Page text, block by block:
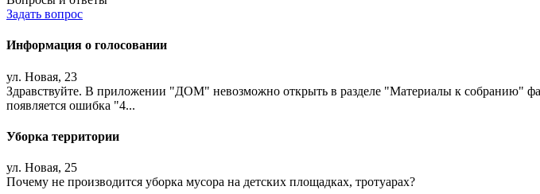
Задать вопрос
Информация о голосовании
ул. Новая, 23
Здравствуйте. В приложении "ДОМ" невозможно открыть в разделе "Материалы к собранию"
появляется ошибка "4...
Уборка территории
ул. Новая, 25
Почему не производится уборка мусора на детских площадках, тротуарах?